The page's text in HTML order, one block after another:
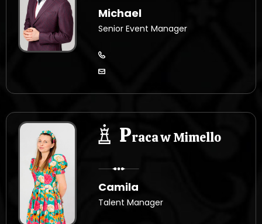
Michael
Senior Event Manager
Praca w Mimello
Camila
Talent Manager